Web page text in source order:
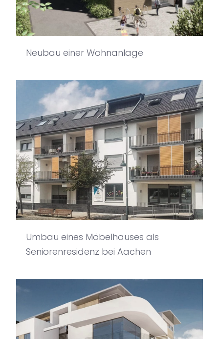
Neubau einer Wohnanlage
Umbau eines Möbelhauses als
Seniorenresidenz bei Aachen